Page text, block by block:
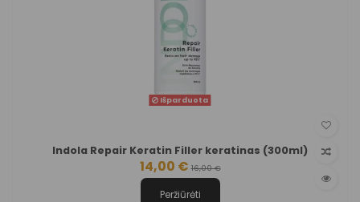
Išparduota
Indola Repair Keratin Filler keratinas (300ml)
14,00 €16,00 €
Peržiūrėti